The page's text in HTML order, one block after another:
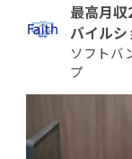
最高月
バイルシ
ソフトバ
プ